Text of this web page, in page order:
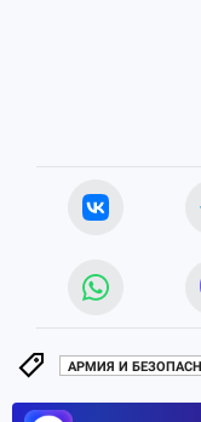
АРМИЯ И